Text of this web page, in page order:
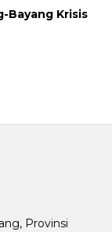
Bayang Krisis
Provinsi